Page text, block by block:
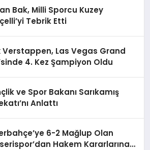
Bak, Milli Sporcu Kuzey
Tebrik Etti
Verstappen, Las Vegas Grand
4. Kez Şampiyon Oldu
ve Spor Bakanı Sarıkamış
Anlattı
6-2 Mağlup Olan
Hakem Kararlarına